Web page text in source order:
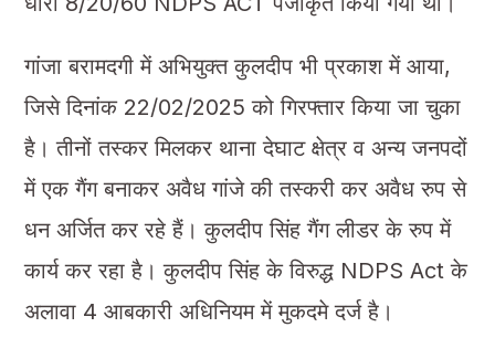
गांजा बरामदगी में अभियुक्त कुलदीप भी प्रकाश में आया,
जिसे दिनांक 22/02/2025 को गिरफ्तार किया जा चुका
है। तीनों तस्कर मिलकर थाना देघाट क्षेत्र व अन्य जनपदों
में एक गैंग बनाकर अवैध गांजे की तस्करी कर अवैध रुप से
धन अर्जित कर रहे हैं। कुलदीप सिंह गैंग लीडर के रुप में
कार्य कर रहा है। कुलदीप सिंह के विरुद्ध NDPS Act के
अलावा 4 आबकारी अधिनियम में मुकदमे दर्ज है।